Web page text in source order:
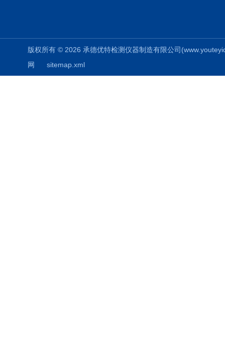
版权所有 © 2026 承德优特检测仪器制造有限公司
网
sitemap.xml